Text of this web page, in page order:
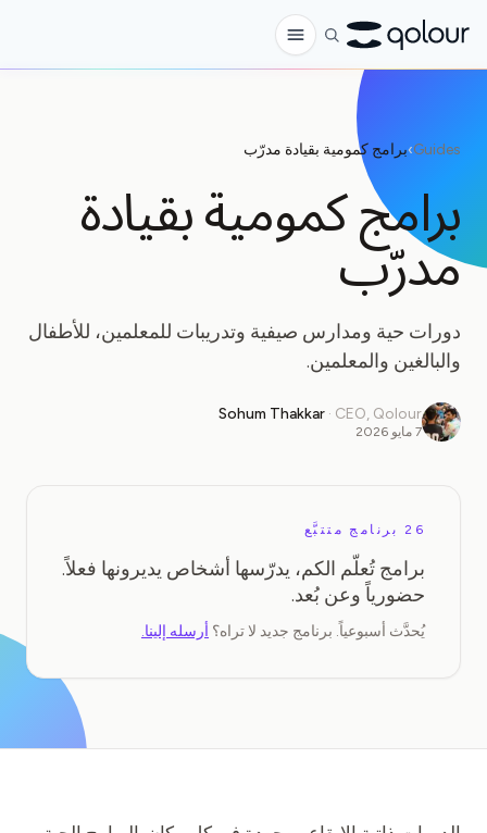
لـ
الهواة
المعلمون
الأطفال وأولياء الأمور
العلم
دراسة حالة توعوية
QCaMP Quantum Fundamentals Workshop
Undergraduate Quantum Education
Guides
›برامج كمومية بقيادة مدرّب
برامج كمومية بقيادة
مدرّب
دورات حية ومدارس صيفية وتدريبات للمعلمين، للأطفال
والبالغين والمعلمين.
Sohum Thakkar · CEO, Qolour
7 مايو 2026
26 برنامج متتبَّع
برامج تُعلّم الكم، يدرّسها أشخاص يديرونها فعلاً.
حضورياً وعن بُعد.
يُحدَّث أسبوعياً. برنامج جديد لا تراه؟ أرسله إلينا.